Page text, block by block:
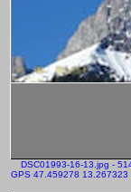
DSC01993-16-13.jpg -
GPS 47.459278 13.267323